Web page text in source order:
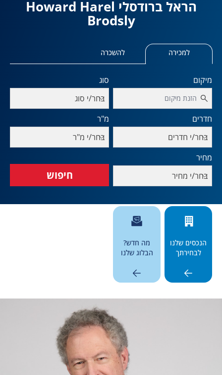
הראל ברודסלי Howard Harel
Brodsly
למכירה להשכרה
מיקום
סוג
בחר/י סוג
חדרים
בחר/י חדרים
מ"ר
בחר/י מ"ר
מחיר
בחר/י מחיר
חיפוש
הנכסים שלנו
לבחירתך
מה חדש?
הבלוג שלנו